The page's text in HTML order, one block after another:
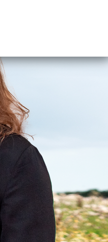
er den
og
Omkring 93
forandring